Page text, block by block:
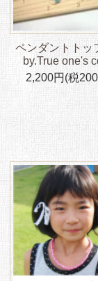
ペンダントト
by.True one's
2,200円(税